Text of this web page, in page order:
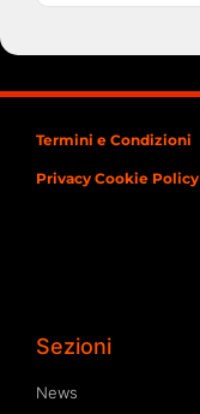
Termini e Condizioni
Privacy Cookie Policy
Sezioni
News